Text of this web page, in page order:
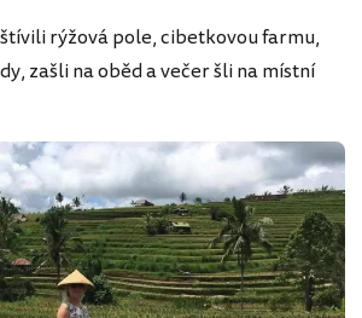
rýžová pole, cibetkovou farmu,
zašli na oběd a večer šli na místní